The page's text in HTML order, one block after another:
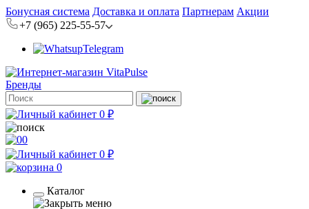
Бонусная система Доставка и оплата Партнерам Акции
+7 (965) 225-55-57
Telegram
Бренды
0 ₽
0
0 ₽
0
Каталог